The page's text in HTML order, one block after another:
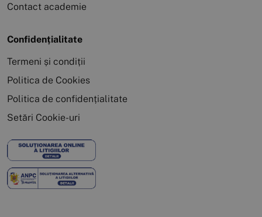
Contact academie
Confidențialitate
Termeni și condiții
Politica de Cookies
Politica de confidențialitate
Setări Cookie-uri